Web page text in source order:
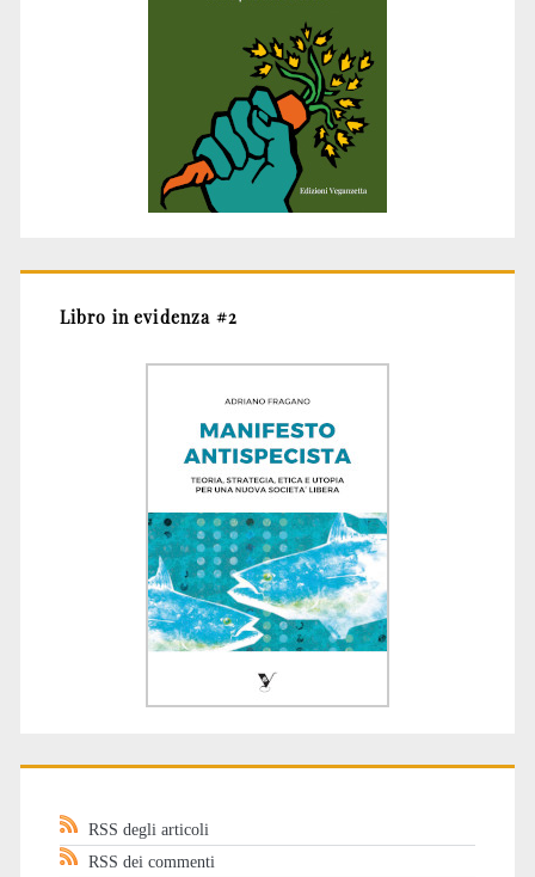
Libro in evidenza #2
RSS degli articoli
RSS dei commenti